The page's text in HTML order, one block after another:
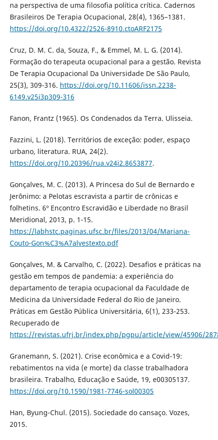
na perspectiva de uma filosofia política crítica. Cadernos
Brasileiros De Terapia Ocupacional, 28(4), 1365–1381.
https://doi.org/10.4322/2526-8910.ctoARF2175
Cruz, D. M. C. da, Souza, F., & Emmel, M. L. G. (2014).
Formação do terapeuta ocupacional para a gestão. Revista
De Terapia Ocupacional Da Universidade De São Paulo,
25(3), 309-316. https://doi.org/10.11606/issn.2238-
6149.v25i3p309-316
Fanon, Frantz (1965). Os Condenados da Terra. Ulisseia.
Fazzini, L. (2018). Territórios de exceção: poder, espaço
urbano, literatura. RUA, 24(2).
https://doi.org/10.20396/rua.v24i2.8653877.
Gonçalves, M. C. (2013). A Princesa do Sul de Bernardo e
Jerônimo: a Pelotas escravista a partir de crônicas e
folhetins. 6º Encontro Escravidão e Liberdade no Brasil
Meridional, 2013, p. 1-15.
https://labhstc.paginas.ufsc.br/files/2013/04/Mariana-
Couto-Gon%C3%A7alvestexto.pdf
Gonçalves, M. & Carvalho, C. (2022). Desafios e práticas na
gestão em tempos de pandemia: a experiência do
departamento de terapia ocupacional da Faculdade de
Medicina da Universidade Federal do Rio de Janeiro.
Práticas em Gestão Pública Universitária, 6(1), 233-253.
Recuperado de
https://revistas.ufrj.br/index.php/pgpu/article/view/45906/
Granemann, S. (2021). Crise econômica e a Covid-19:
rebatimentos na vida (e morte) da classe trabalhadora
brasileira. Trabalho, Educação e Saúde, 19, e00305137.
https://doi.org/10.1590/1981-7746-sol00305
Han, Byung-Chul. (2015). Sociedade do cansaço. Vozes,
2015.